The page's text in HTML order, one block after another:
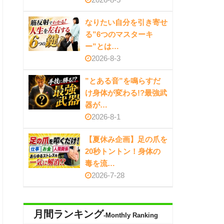
なりたい自分を引き寄せ
る”6つのマスターキ
ー”とは…
2026-8-3
”とある音”を鳴らすだ
け身体が変わる!?最強武
器が…
2026-8-1
【夏休み企画】足の爪を
20秒トントン！身体の
毒を流…
2026-7-28
月間ランキング-Monthly Ranking